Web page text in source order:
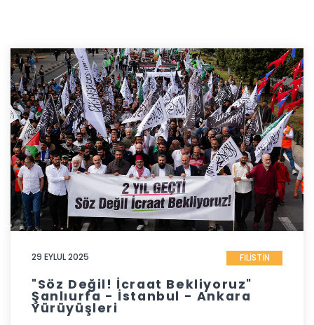
29 EYLUL 2025 FİLİSTİN
"Söz Değil! İcraat Bekliyoruz"
Şanlıurfa - İstanbul - Ankara
Yürüyüşleri